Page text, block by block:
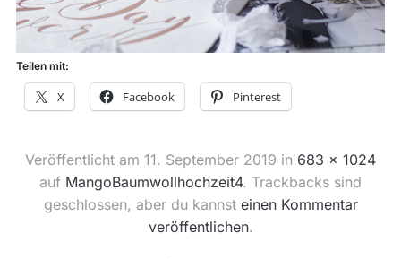
Teilen mit:
X Facebook Pinterest
Veröffentlicht am 11. September 2019 in 683 × 1024
auf MangoBaumwollhochzeit4. Trackbacks sind
geschlossen, aber du kannst einen Kommentar
veröffentlichen.